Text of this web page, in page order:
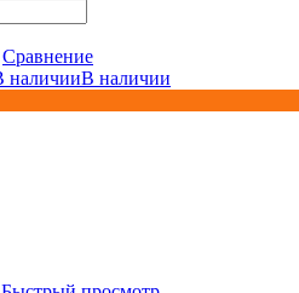
Сравнение
В наличии